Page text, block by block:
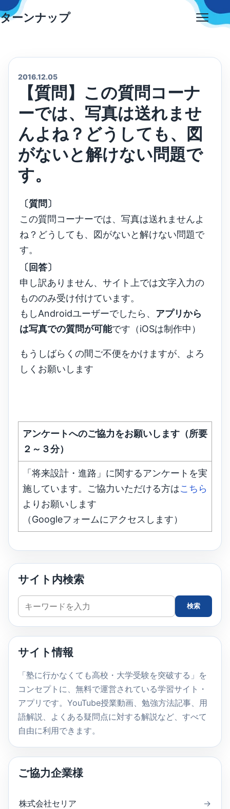
Skip
to
ターンナップ
2016.12.05
【質問】この質問コーナ
ーでは、写真は送れませ
んよね？どうしても、図
がないと解けない問題で
す。
〔質問〕
この質問コーナーでは、写真は送れませんよ
ね？どうしても、図がないと解けない問題で
す。
〔回答〕
申し訳ありません、サイト上では文字入力の
もののみ受け付けています。
もしAndroidユーザーでしたら、 アプリから
は写真での質問が可能です（iOSは制作中）
もうしばらくの間ご不便をかけますが、よろ
しくお願いします
アンケートへのご協力をお願いします（所要
２～３分）
「将来設計・進路」に関するアンケートを実
施しています。ご協力いただける方はこちら
よりお願いします
（Googleフォームにアクセスします）
サイト内検索
サ
イ
ト
検
索
検索
サイト情報
「塾に行かなくても高校・大学受験を突破する」を
コンセプトに、無料で運営されている学習サイト・
アプリです。YouTube授業動画、勉強方法記事、用
語解説、よくある疑問点に対する解説など、すべて
自由に利用できます。
ご協力企業様
株式会社セリア →